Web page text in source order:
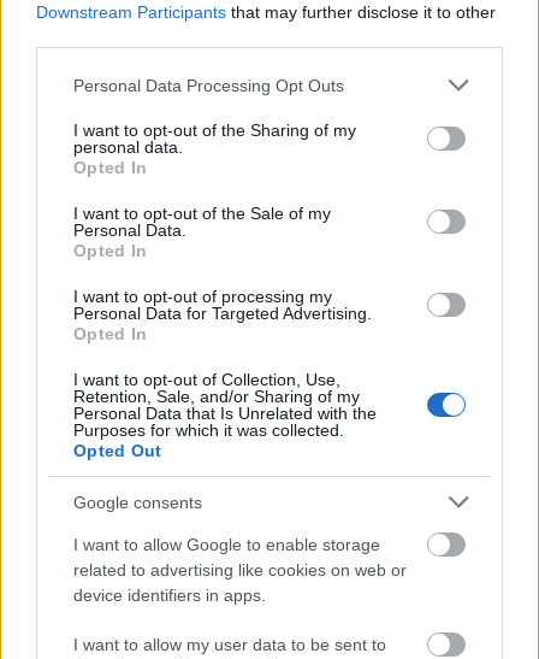
Downstream Participants that may further disclose it to other
Please note that this website/app uses one or more Google
not limited to your visit or usage behaviour. You may click to
grant or deny consent to Google and its third-party tags to
use your data for below specified purposes in below Google
consent section.
Personal Data Processing Opt Outs
I want to opt-out of the Sharing of my
personal data.
Opted In
I want to opt-out of the Sale of my
Personal Data.
Opted In
I want to opt-out of processing my
Personal Data for Targeted Advertising.
Opted In
I want to opt-out of Collection, Use,
Retention, Sale, and/or Sharing of my
Personal Data that Is Unrelated with the
Purposes for which it was collected.
Opted Out
Google consents
I want to allow Google to enable storage
related to advertising like cookies on web or
device identifiers in apps.
I want to allow my user data to be sent to
ΑΘΛΗΤΙΣΜΟΣ
Ολυμπιακός-Ρεάλ: Τι σημαίνει ότι άνοιξε από
μεταπώλησης εισιτηρίων